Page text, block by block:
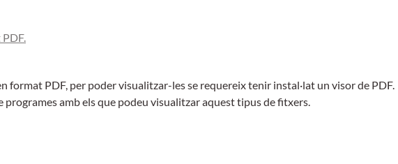
format PDF, per poder visualitzar-les se requereix tenir instal·lat un visor de PDF.
programes amb els que podeu visualitzar aquest tipus de fitxers.